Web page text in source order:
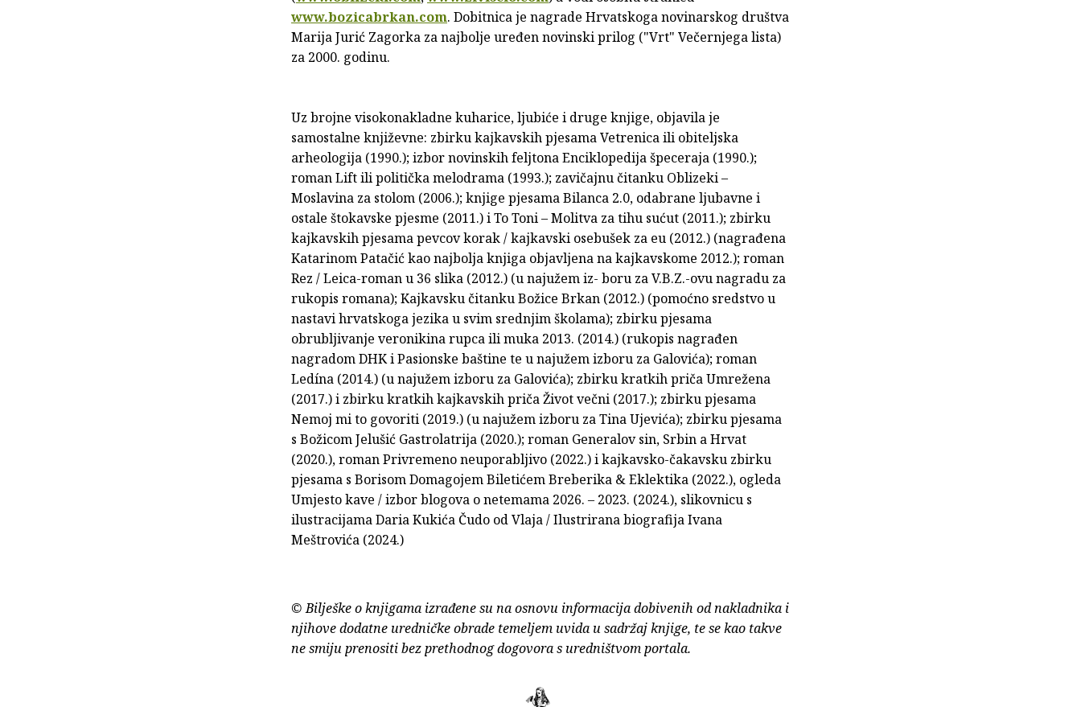
www.bozicabrkan.com. Dobitnica je nagrade Hrvatskoga novinarskog društva
Marija Jurić Zagorka za najbolje uređen novinski prilog ("Vrt" Večernjega lista)
za 2000. godinu.
Uz brojne visokonakladne kuharice, ljubiće i druge knjige, objavila je
samostalne književne: zbirku kajkavskih pjesama Vetrenica ili obiteljska
arheologija (1990.); izbor novinskih feljtona Enciklopedija špeceraja (1990.);
roman Lift ili politička melodrama (1993.); zavičajnu čitanku Oblizeki –
Moslavina za stolom (2006.); knjige pjesama Bilanca 2.0, odabrane ljubavne i
ostale štokavske pjesme (2011.) i To Toni – Molitva za tihu sućut (2011.); zbirku
kajkavskih pjesama pevcov korak / kajkavski osebušek za eu (2012.) (nagrađena
Katarinom Patačić kao najbolja knjiga objavljena na kajkavskome 2012.); roman
Rez / Leica-roman u 36 slika (2012.) (u najužem iz- boru za V.B.Z.-ovu nagradu za
rukopis romana); Kajkavsku čitanku Božice Brkan (2012.) (pomoćno sredstvo u
nastavi hrvatskoga jezika u svim srednjim školama); zbirku pjesama
obrubljivanje veronikina rupca ili muka 2013. (2014.) (rukopis nagrađen
nagradom DHK i Pasionske baštine te u najužem izboru za Galovića); roman
Ledína (2014.) (u najužem izboru za Galovića); zbirku kratkih priča Umrežena
(2017.) i zbirku kratkih kajkavskih priča Život večni (2017.); zbirku pjesama
Nemoj mi to govoriti (2019.) (u najužem izboru za Tina Ujevića); zbirku pjesama
s Božicom Jelušić Gastrolatrija (2020.); roman Generalov sin, Srbin a Hrvat
(2020.), roman Privremeno neuporabljivo (2022.) i kajkavsko-čakavsku zbirku
pjesama s Borisom Domagojem Biletićem Breberika & Eklektika (2022.), ogleda
Umjesto kave / izbor blogova o netemama 2026. – 2023. (2024.), slikovnicu s
ilustracijama Daria Kukića Čudo od Vlaja / Ilustrirana biografija Ivana
Meštrovića (2024.)
© Bilješke o knjigama izrađene su na osnovu informacija dobivenih od nakladnika i
njihove dodatne uredničke obrade temeljem uvida u sadržaj knjige, te se kao takve
ne smiju prenositi bez prethodnog dogovora s uredništvom portala.